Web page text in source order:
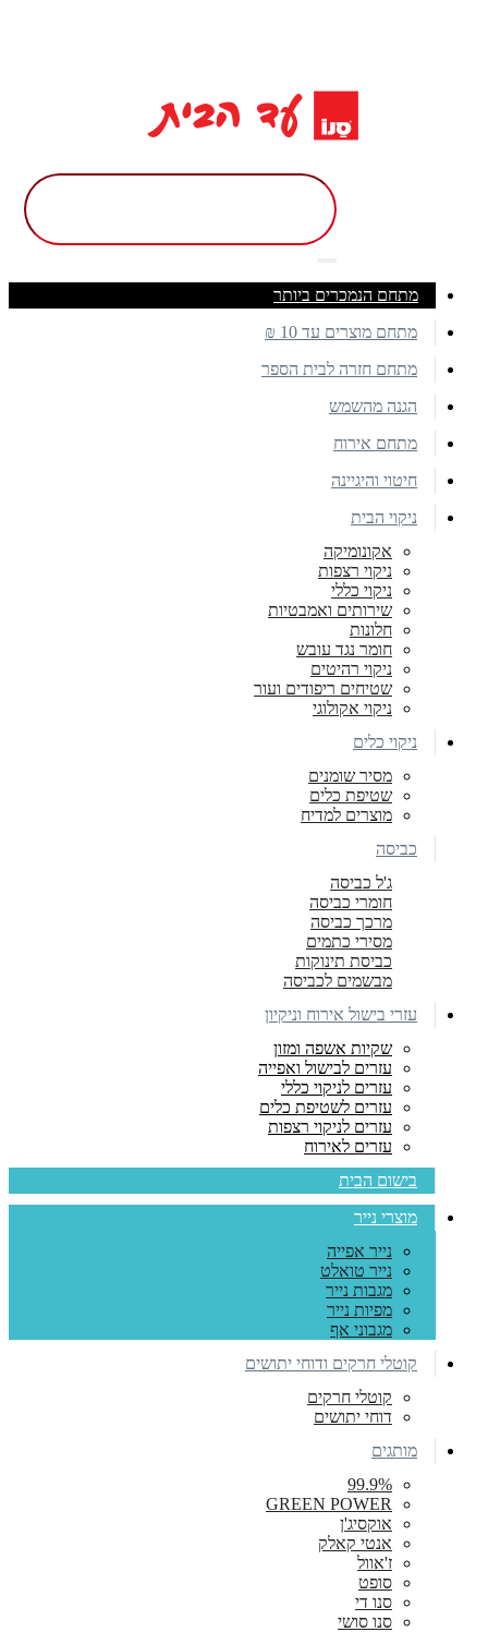
מתחם הנמכרים ביותר
מתחם מוצרים עד 10 ₪
מתחם חזרה לבית הספר
הגנה מהשמש
מתחם אירוח
חיטוי והיגיינה
ניקוי הבית
אקונומיקה
ניקוי רצפות
ניקוי כללי
שירותים ואמבטיות
חלונות
חומר נגד עובש
ניקוי רהיטים
שטיחים ריפודים ועור
ניקוי אקולוגי
ניקוי כלים
מסיר שומנים
שטיפת כלים
מוצרים למדיח
כביסה
ג'ל כביסה
חומרי כביסה
מרכך כביסה
מסירי כתמים
כביסת תינוקות
מבשמים לכביסה
עזרי בישול אירוח וניקיון
שקיות אשפה ומזון
עזרים לבישול ואפייה
עזרים לניקוי כללי
עזרים לשטיפת כלים
עזרים לניקוי רצפות
עזרים לאירוח
בישום הבית
מוצרי נייר
נייר אפייה
נייר טואלט
מגבות נייר
מפיות נייר
מגבוני אף
קוטלי חרקים ודוחי יתושים
קוטלי חרקים
דוחי יתושים
מותגים
99.9%
GREEN POWER
אוקסיג'ן
אנטי קאלק
ז'אוול
סופט
סנו די
סנו סושי